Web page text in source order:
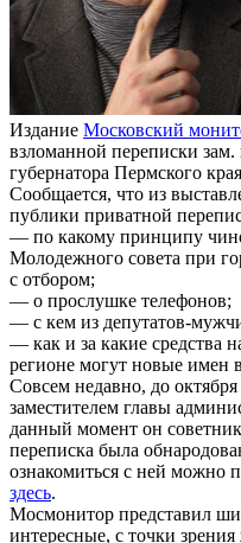
Издание Московский
взломанной переписки
губернатора Пермского
Сообщается, что из
публики приватной
— по какому принципу
Молодежного совета при
с отбором;
— о прослушке телефонов;
— с кем из депутатов-
— как и за какие средства
регионе могут новые имен
Совсем недавно, до
заместителем главы
данный момент он
переписка была
ознакомиться с ней можно
здесь.
Мосмонитор представил
интересные, с точки